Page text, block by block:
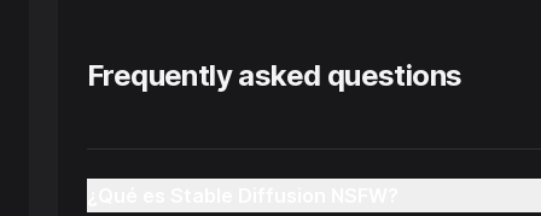
Frequently asked questions